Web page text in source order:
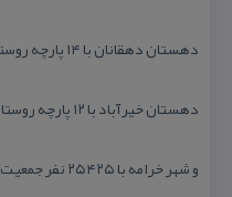
دهستان دهقانان با ۱۴ پارچه روستا و تعداد ۸۱۹۵ نفر جمعیت
دهستان خیرآباد با ۱۲ پارچه روستا و تعداد ۵۹۲۴ نفر جمعیت
و شهر خرامه با ۲۵۴۲۵ نفر جمعیت